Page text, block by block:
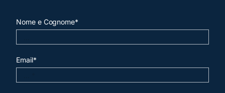
Nome e Cognome*
Email*